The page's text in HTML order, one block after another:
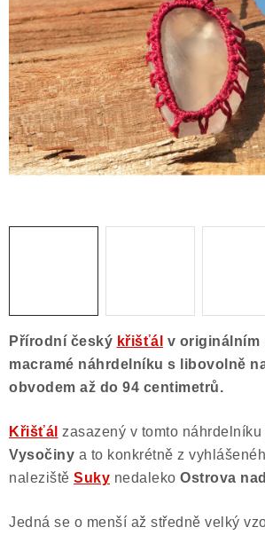
ČLÁNKY
NALEZIŠTĚ
NÁŠ PŘÍBĚH
VIDEOGALERIE
Výkup minerálů a drahých kamenů
Formulář pro uplatnění reklamace
Poučení o právu na odstoupení od
Přírodní český křišťál v originálním
macramé náhrdelníku s libovolně
obvodem až do 94 centimetrů.
Křišťál zasazený v tomto
Vysočiny a to konkrétně z
naleziště Suky nedaleko Ostrova
Jedná se o menší až středně velký